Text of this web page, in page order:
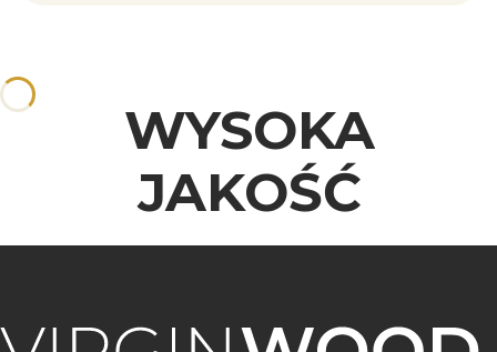
WYSOKA
JAKOŚĆ